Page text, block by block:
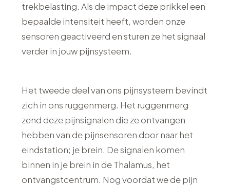
trekbelasting. Als de impact deze prikkel een
bepaalde intensiteit heeft, worden onze
sensoren geactiveerd en sturen ze het signaal
verder in jouw pijnsysteem.
Het tweede deel van ons pijnsysteem bevindt
zich in ons ruggenmerg. Het ruggenmerg
zend deze pijnsignalen die ze ontvangen
hebben van de pijnsensoren door naar het
eindstation; je brein. De signalen komen
binnen in je brein in de Thalamus, het
ontvangstcentrum. Nog voordat we de pijn